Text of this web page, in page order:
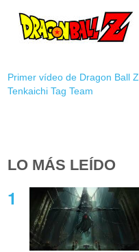
Primer vídeo de Dragon Ball Z
Tenkaichi Tag Team
LO MÁS LEÍDO